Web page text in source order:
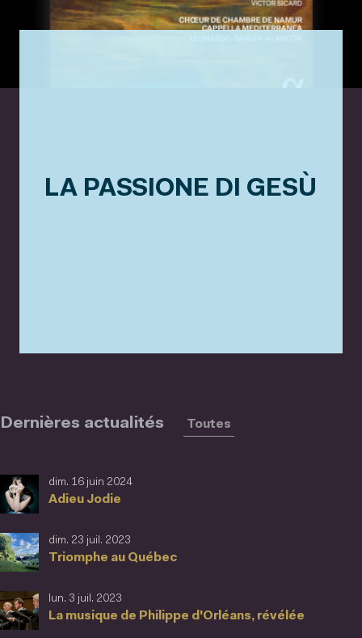
LA PASSIONE DI GESÙ
Dernières actualités Toutes
Adieu Jodie
dim. 16 juin 2024
Triomphe au Québec
dim. 23 juil. 2023
La musique de Philippe d'Orléans, révélée
lun. 3 juil. 2023